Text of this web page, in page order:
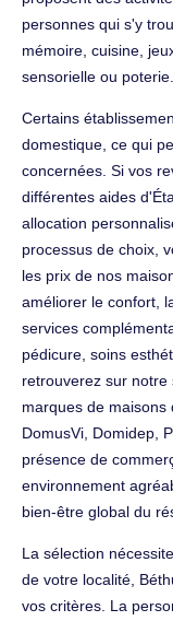
personnes qui s'y
mémoire, cuisine,
sensorielle ou poterie...
Certains
domestique, ce qui
concernées. Si vos
différentes aides
allocation
processus de choix,
les prix de nos
améliorer le confort,
services
pédicure, soins
retrouverez sur
marques de maisons
DomusVi, Domidep,
présence de
environnement
bien-être global du
La sélection
de votre localité,
vos critères. La